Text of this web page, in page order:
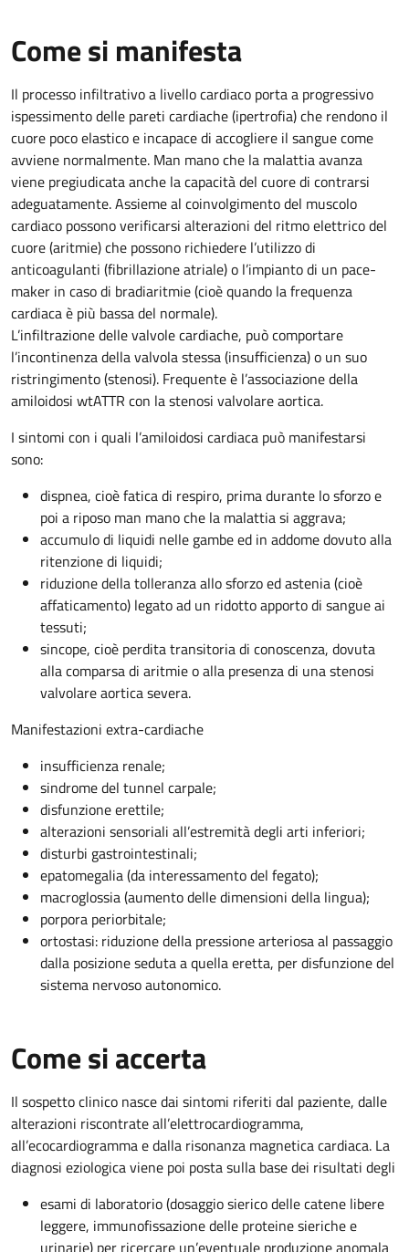
Come si manifesta
Il processo infiltrativo a livello cardiaco porta a progressivo
ispessimento delle pareti cardiache (ipertrofia) che rendono il
cuore poco elastico e incapace di accogliere il sangue come
avviene normalmente. Man mano che la malattia avanza
viene pregiudicata anche la capacità del cuore di contrarsi
adeguatamente. Assieme al coinvolgimento del muscolo
cardiaco possono verificarsi alterazioni del ritmo elettrico del
cuore (aritmie) che possono richiedere l’utilizzo di
anticoagulanti (fibrillazione atriale) o l’impianto di un pace-
maker in caso di bradiaritmie (cioè quando la frequenza
cardiaca è più bassa del normale).
L’infiltrazione delle valvole cardiache, può comportare
l’incontinenza della valvola stessa (insufficienza) o un suo
ristringimento (stenosi). Frequente è l’associazione della
amiloidosi wtATTR con la stenosi valvolare aortica.
I sintomi con i quali l’amiloidosi cardiaca può manifestarsi
sono:
dispnea, cioè fatica di respiro, prima durante lo sforzo e
poi a riposo man mano che la malattia si aggrava;
accumulo di liquidi nelle gambe ed in addome dovuto alla
ritenzione di liquidi;
riduzione della tolleranza allo sforzo ed astenia (cioè
affaticamento) legato ad un ridotto apporto di sangue ai
tessuti;
sincope, cioè perdita transitoria di conoscenza, dovuta
alla comparsa di aritmie o alla presenza di una stenosi
valvolare aortica severa.
Manifestazioni extra-cardiache
insufficienza renale;
sindrome del tunnel carpale;
disfunzione erettile;
alterazioni sensoriali all’estremità degli arti inferiori;
disturbi gastrointestinali;
epatomegalia (da interessamento del fegato);
macroglossia (aumento delle dimensioni della lingua);
porpora periorbitale;
ortostasi: riduzione della pressione arteriosa al passaggio
dalla posizione seduta a quella eretta, per disfunzione del
sistema nervoso autonomico.
Come si accerta
Il sospetto clinico nasce dai sintomi riferiti dal paziente, dalle
alterazioni riscontrate all’elettrocardiogramma,
all’ecocardiogramma e dalla risonanza magnetica cardiaca. La
diagnosi eziologica viene poi posta sulla base dei risultati degli
esami di laboratorio (dosaggio sierico delle catene libere
leggere, immunofissazione delle proteine sieriche e
urinarie) per ricercare un’eventuale produzione anomala